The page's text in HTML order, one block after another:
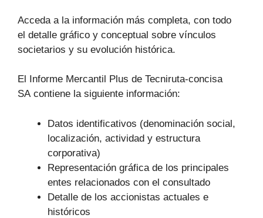
Acceda a la información más completa, con todo
el detalle gráfico y conceptual sobre vínculos
societarios y su evolución histórica.
El Informe Mercantil Plus de Tecniruta-concisa
SA contiene la siguiente información:
Datos identificativos (denominación social,
localización, actividad y estructura
corporativa)
Representación gráfica de los principales
entes relacionados con el consultado
Detalle de los accionistas actuales e
históricos